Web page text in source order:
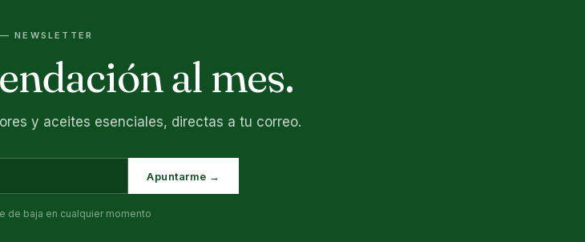
— NEWSLETTER
al mes.
y aceites esenciales, directas a tu correo.
Apuntarme →
de baja en cualquier momento